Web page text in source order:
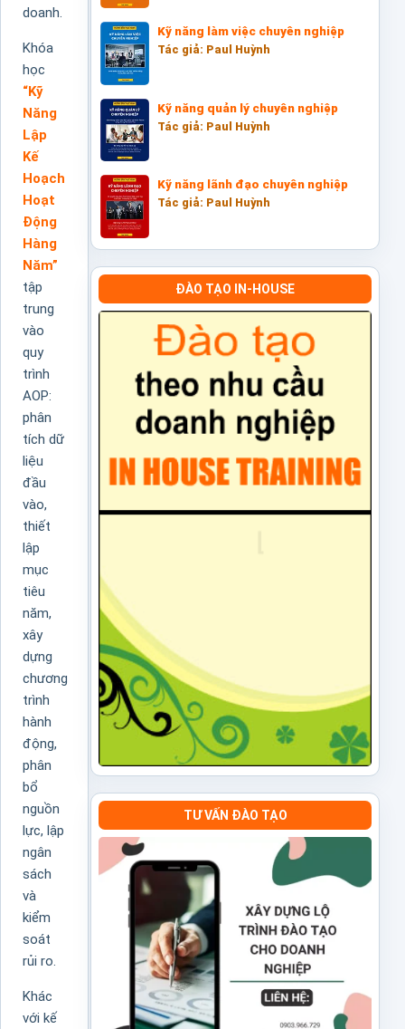
doanh.
Khóa
học
“Kỹ
Năng
Lập
Kế
Hoạch
Hoạt
Động
Hàng
Năm”
tập
trung
vào
quy
trình
AOP:
phân
tích dữ
liệu
đầu
vào,
thiết
lập
mục
tiêu
năm,
xây
dựng
chương
trình
hành
động,
phân
bổ
nguồn
lực, lập
ngân
sách
và
kiểm
soát
rủi ro.
Khác
với kế
Kỹ năng làm việc chuyên nghiệp
Tác giả: Paul Huỳnh
Kỹ năng quản lý chuyên nghiệp
Tác giả: Paul Huỳnh
Kỹ năng lãnh đạo chuyên nghiệp
Tác giả: Paul Huỳnh
ĐÀO TẠO IN-HOUSE
TƯ VẤN ĐÀO TẠO